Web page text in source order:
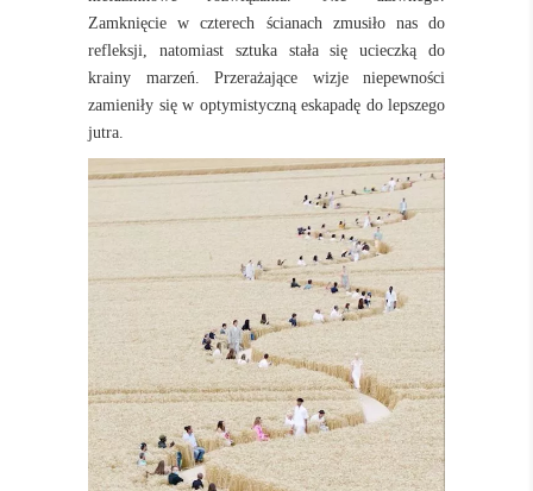
Zamknięcie w czterech ścianach zmusiło nas do
refleksji, natomiast sztuka stała się ucieczką do
krainy marzeń. Przerażające wizje niepewności
zamieniły się w optymistyczną eskapadę do lepszego
jutra.